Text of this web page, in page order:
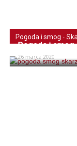
Pogoda i smog -
Pogoda i
26 marca 2020